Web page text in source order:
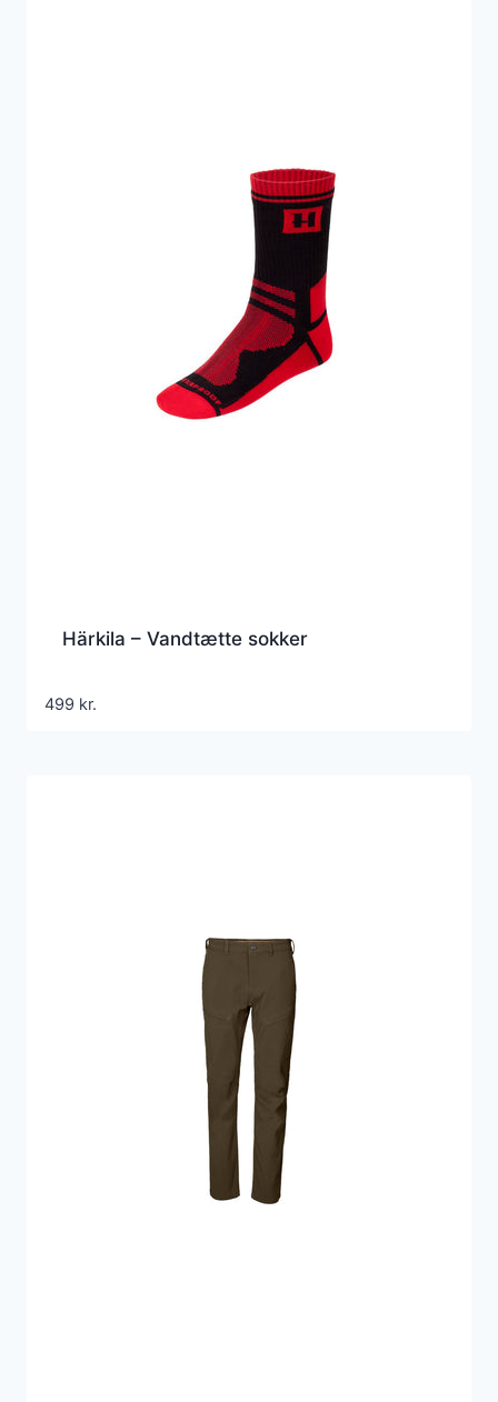
Härkila – Vandtætte sokker
499 kr.